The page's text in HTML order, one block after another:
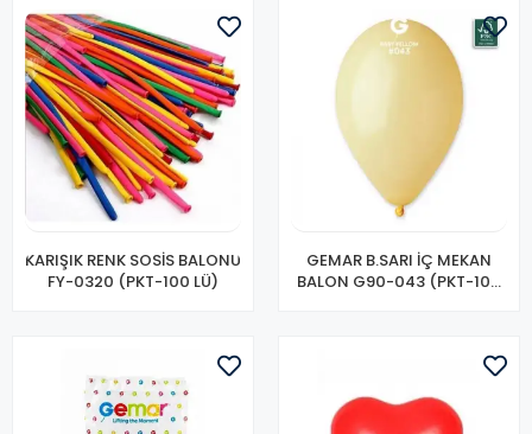
KARIŞIK RENK SOSİS BALONU
FY-0320 (PKT-100 LÜ)
GEMAR B.SARI İÇ MEKAN
BALON G90-043 (PKT-100